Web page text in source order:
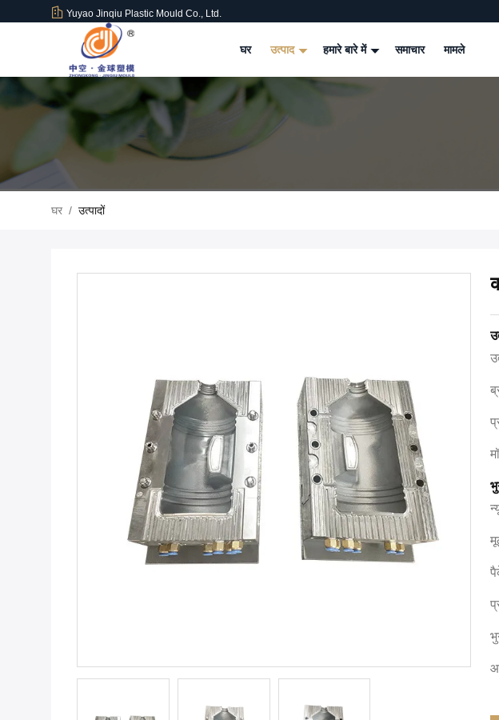
Yuyao Jinqiu Plastic Mould Co., Ltd.
घर उत्पाद हमारे बारे में समाचार मामले
घर / उत्पादों